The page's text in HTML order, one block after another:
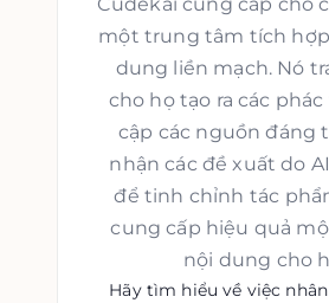
Cudekai cung cấp cho
một trung tâm tích
dung liền mạch. Nó
cho họ tạo ra các
cập các nguồn đáng
nhận các đề xuất do
để tinh chỉnh tác
cung cấp hiệu quả
nội dung cho
Hãy tìm hiểu về việc